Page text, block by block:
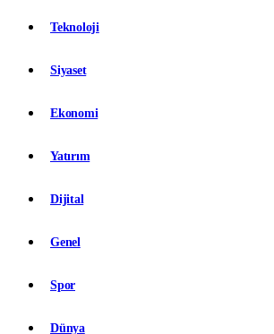
Teknoloji
Siyaset
Ekonomi
Yatırım
Dijital
Genel
Spor
Dünya